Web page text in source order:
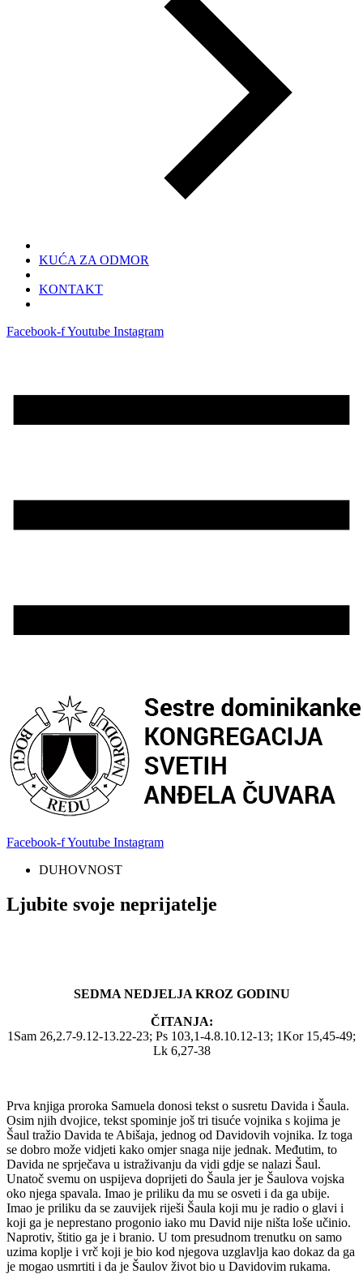
KUĆA ZA ODMOR
KONTAKT
Facebook-fYoutube Instagram
Facebook-fYoutube Instagram
DUHOVNOST
Ljubite svoje neprijatelje
SEDMA NEDJELJA KROZ GODINU
ČITANJA:
1Sam 26,2.7-9.12-13.22-23; Ps 103,1-4.8.10.12-13; 1Kor 15,45-49;
Lk 6,27-38
Prva knjiga proroka Samuela donosi tekst o susretu Davida i Šaula.
Osim njih dvojice, tekst spominje još tri tisuće vojnika s kojima je
Šaul tražio Davida te Abišaja, jednog od Davidovih vojnika. Iz toga
se dobro može vidjeti kako omjer snaga nije jednak. Međutim, to
Davida ne sprječava u istraživanju da vidi gdje se nalazi Šaul.
Unatoč svemu on uspijeva doprijeti do Šaula jer je Šaulova vojska
oko njega spavala. Imao je priliku da mu se osveti i da ga ubije.
Imao je priliku da se zauvijek riješi Šaula koji mu je radio o glavi i
koji ga je neprestano progonio iako mu David nije ništa loše učinio.
Naprotiv, štitio ga je i branio. U tom presudnom trenutku on samo
uzima koplje i vrč koji je bio kod njegova uzglavlja kao dokaz da ga
je mogao usmrtiti i da je Šaulov život bio u Davidovim rukama.